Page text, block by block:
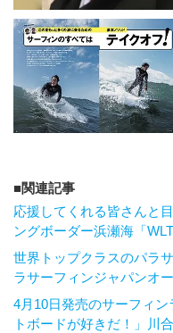
関連記事
応援してくれる皆さんと
ングボーダー浜瀬海「
世界トップクラスのパラ
ラサーフィンジャパンオー
4月10日発売のサーフィ
トボードが好きだ！」川